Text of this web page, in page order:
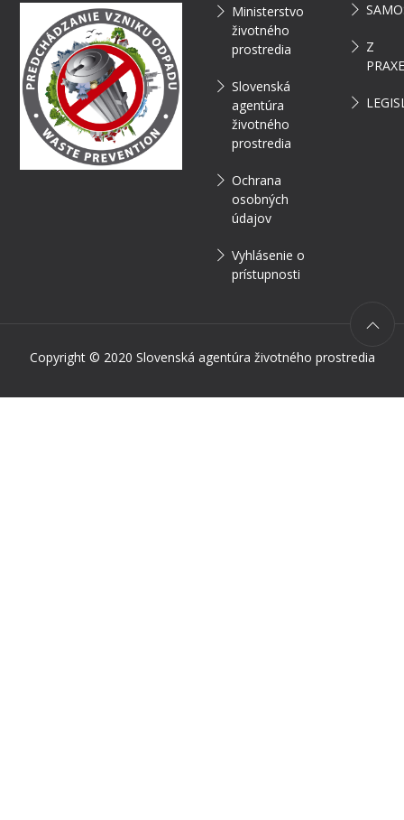
Ministerstvo
životného
prostredia
Slovenská
agentúra
životného
prostredia
Ochrana
osobných
údajov
Vyhlásenie o
prístupnosti
Z
Copyright © 2020 Slovenská agentúra životného prostredia